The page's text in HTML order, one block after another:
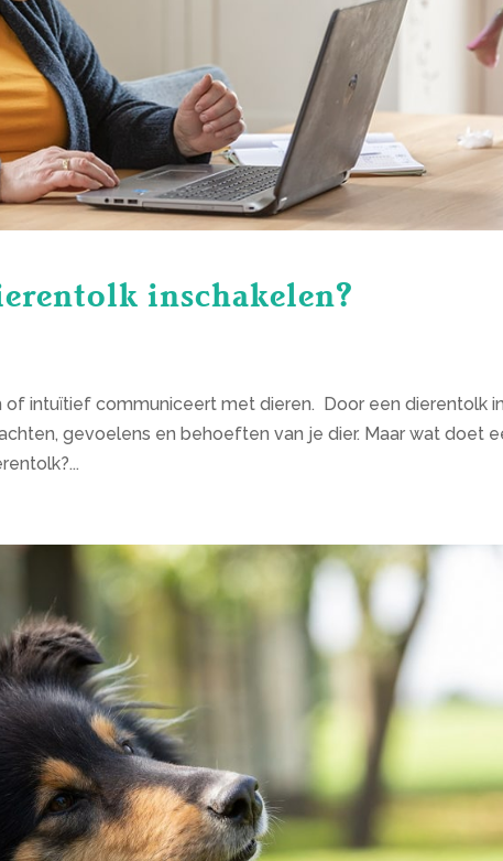
inschakelen?
of intuïtief communiceert met dieren. Door een dierentolk
gevoelens en behoeften van je dier. Maar wat doet